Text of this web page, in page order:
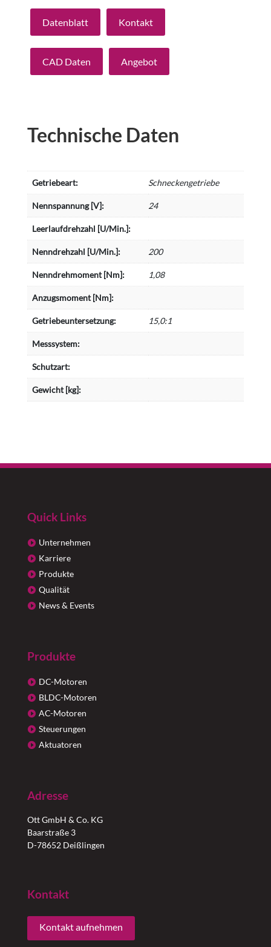
Datenblatt Kontakt
CAD Daten Angebot
Technische Daten
Getriebeart: Schneckengetriebe
Nennspannung [V]: 24
Leerlaufdrehzahl [U/Min.]:
Nenndrehzahl [U/Min.]: 200
Nenndrehmoment [Nm]: 1,08
Anzugsmoment [Nm]:
Getriebeuntersetzung: 15,0:1
Messsystem:
Schutzart:
Gewicht [kg]:
Quick Links
Unternehmen
Karriere
Produkte
Qualität
News & Events
Produkte
DC-Motoren
BLDC-Motoren
AC-Motoren
Steuerungen
Aktuatoren
Adresse
Ott GmbH & Co. KG
Baarstraße 3
D-78652 Deißlingen
Kontakt
Kontakt aufnehmen